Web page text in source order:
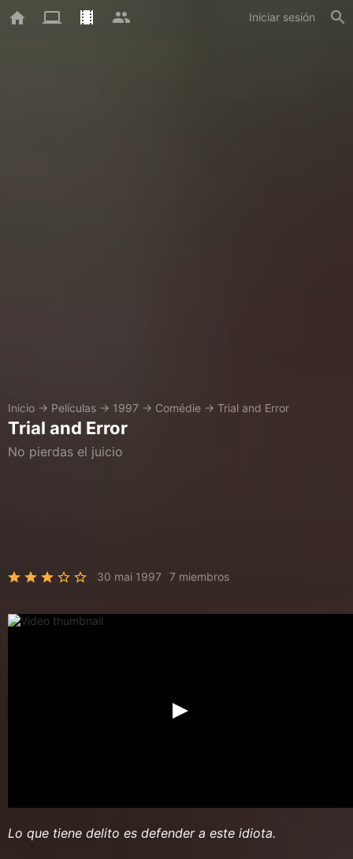
Iniciar sesión
Inicio → Películas → 1997 → Comédie → Trial and Error
Trial and Error
No pierdas el juicio
30 mai 1997 7 miembros
Lo que tiene delito es defender a este idiota.